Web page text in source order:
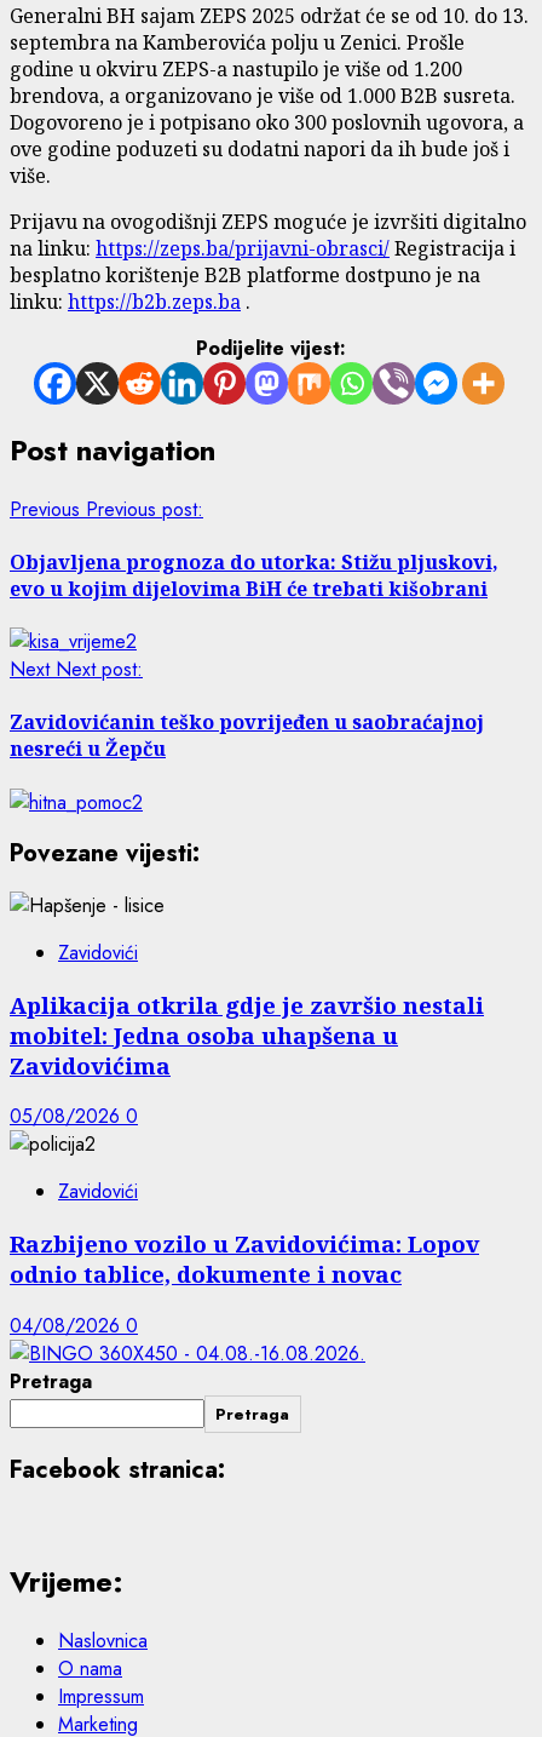
Generalni BH sajam ZEPS 2025 održat će se od 10. do 13.
septembra na Kamberovića polju u Zenici. Prošle
godine u okviru ZEPS-a nastupilo je više od 1.200
brendova, a organizovano je više od 1.000 B2B susreta.
Dogovoreno je i potpisano oko 300 poslovnih ugovora, a
ove godine poduzeti su dodatni napori da ih bude još i
više.
Prijavu na ovogodišnji ZEPS moguće je izvršiti digitalno
na linku: https://zeps.ba/prijavni-obrasci/Registracija i
besplatno korištenje B2B platforme dostpuno je na
linku: https://b2b.zeps.ba .
Podijelite vijest:
Post navigation
Previous Previous post:
Objavljena prognoza do utorka: Stižu pljuskovi,
evo u kojim dijelovima BiH će trebati kišobrani
Next Next post:
Zavidovićanin teško povrijeđen u saobraćajnoj
nesreći u Žepču
Povezane vijesti:
Zavidovići
Aplikacija otkrila gdje je završio nestali
mobitel: Jedna osoba uhapšena u
Zavidovićima
05/08/2026 0
Zavidovići
Razbijeno vozilo u Zavidovićima: Lopov
odnio tablice, dokumente i novac
04/08/2026 0
Pretraga
Pretraga
Facebook stranica:
Vrijeme:
Naslovnica
O nama
Impressum
Marketing